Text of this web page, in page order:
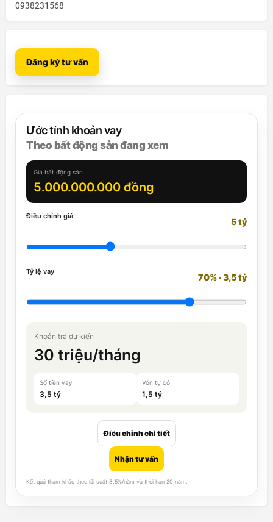
0938231568
Đăng ký tư vấn
Ước tính khoản vay
Theo bất động sản đang xem
Giá bất động sản
5.000.000.000 đồng
Điều chỉnh giá
5 tỷ
Tỷ lệ vay
70% · 3,5 tỷ
Khoản trả dự kiến
30 triệu/tháng
Số tiền vay
3,5 tỷ
Vốn tự có
1,5 tỷ
Điều chỉnh chi tiết
Nhận tư vấn
Kết quả tham khảo theo lãi suất 8,5%/năm và thời hạn 20 năm.